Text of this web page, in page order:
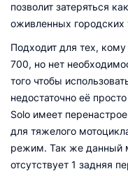
позволит затеряться
оживленных городских
Подходит для тех,
700, но нет
того чтобы
недостаточно её
Solo имеет
для тяжелого
режим. Так же данный
отсутствует 1 задняя